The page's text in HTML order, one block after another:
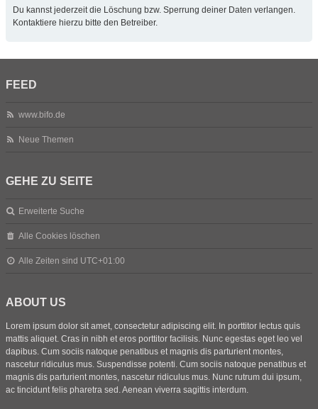
Du kannst jederzeit die Löschung bzw. Sperrung deiner Daten verlangen.
Kontaktiere hierzu bitte den Betreiber.
FEED
www.bifo.de
Neue Themen
GEHE ZU SEITE
Erweiterte Suche
Alle Cookies löschen
Alle Zeiten sind UTC+01:00
ABOUT US
Lorem ipsum dolor sit amet, consectetur adipiscing elit. In porttitor lectus quis
mattis aliquet. Cras in nibh et eros porttitor facilisis. Nunc egestas eget leo vel
dapibus. Cum sociis natoque penatibus et magnis dis parturient montes,
nascetur ridiculus mus. Suspendisse potenti. Cum sociis natoque penatibus et
magnis dis parturient montes, nascetur ridiculus mus. Nunc rutrum dui ipsum,
ac tincidunt felis pharetra sed. Aenean viverra sagittis interdum.